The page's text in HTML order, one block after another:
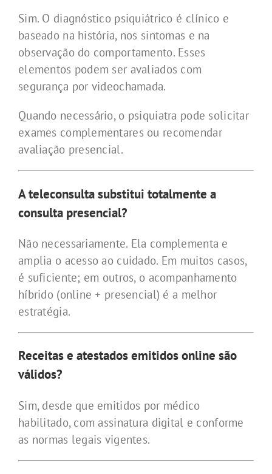
Sim. O diagnóstico psiquiátrico é clínico e
baseado na história, nos sintomas e na
observação do comportamento. Esses
elementos podem ser avaliados com
segurança por videochamada.
Quando necessário, o psiquiatra pode solicitar
exames complementares ou recomendar
avaliação presencial.
A teleconsulta substitui totalmente a
consulta presencial?
Não necessariamente. Ela complementa e
amplia o acesso ao cuidado. Em muitos casos,
é suficiente; em outros, o acompanhamento
híbrido (online + presencial) é a melhor
estratégia.
Receitas e atestados emitidos online são
válidos?
Sim, desde que emitidos por médico
habilitado, com assinatura digital e conforme
as normas legais vigentes.